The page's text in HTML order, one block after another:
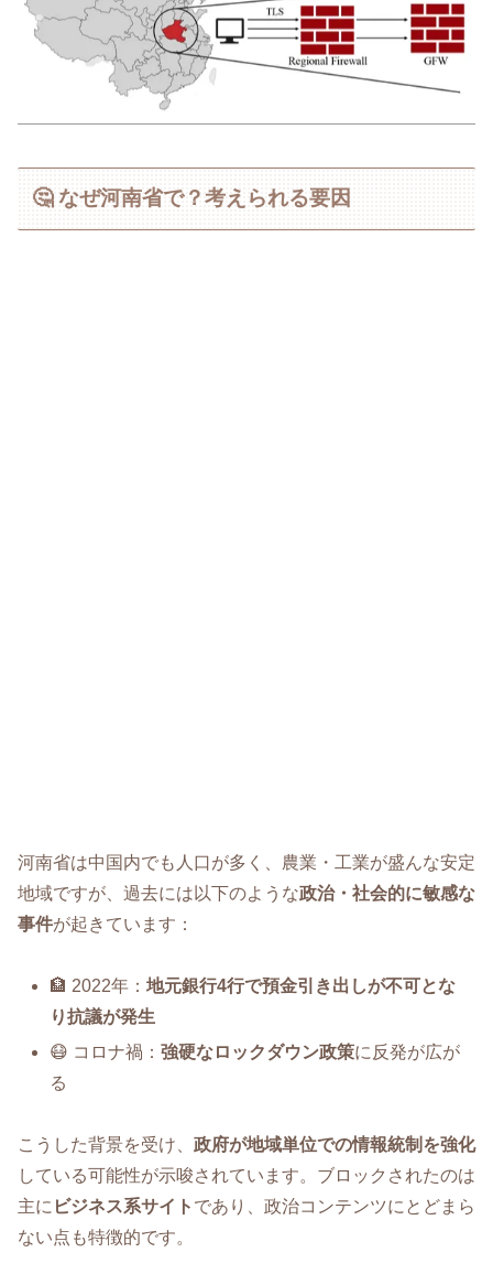
🤔 なぜ河南省で？考えられる要因
河南省は中国内でも人口が多く、農業・工業が盛んな安定
地域ですが、過去には以下のような政治・社会的に敏感な
事件が起きています：
🏦 2022年：地元銀行4行で預金引き出しが不可とな
り抗議が発生
😷 コロナ禍：強硬なロックダウン政策に反発が広が
る
こうした背景を受け、 政府が地域単位での情報統制を強化
している可能性が示唆されています。ブロックされたのは
主に ビジネス系サイト であり、政治コンテンツにとどまら
ない点も特徴的です。